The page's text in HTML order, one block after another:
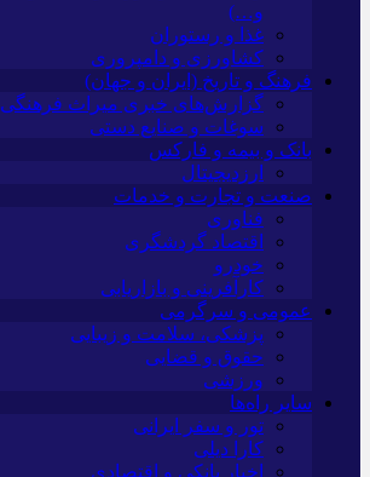
و…)
غذا و رستوران
کشاورزی و دامپروری
فرهنگ و تاریخ (ایران و جهان)
گزارش‌های خبری میراث فرهنگی
سوغات و صنایع دستی
بانک و بیمه و فارکس
ارزدیجیتال
صنعت و تجارت و خدمات
فناوری
اقتصاد گردشگری
خودرو
کارآفرینی و بازاریابی
عمومی و سرگرمی
پزشکی، سلامت و زیبایی
حقوق و قضایی
ورزشی
سایر راه‌ها
تور و سفر ایرانی
کارا دیلی
اخبار بانکی و اقتصادی